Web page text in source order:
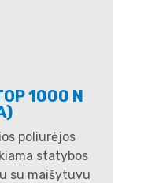
1000 N
poliurėjos
statybos
su maišytuvu